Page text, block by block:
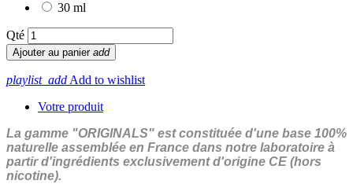
30 ml
Qté
Ajouter au panier add
playlist_add Add to wishlist
Votre produit
La gamme "ORIGINALS" est constituée d'une base 100%
naturelle assemblée en France dans notre laboratoire à
partir d'ingrédients exclusivement d'origine CE (hors
nicotine).